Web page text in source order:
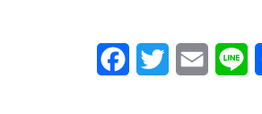
FacebookTwitter Email